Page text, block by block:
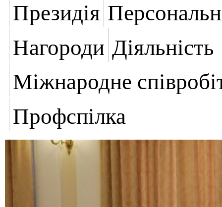
Президія
Нагороди Діяльність
Міжнародне
Профспілка